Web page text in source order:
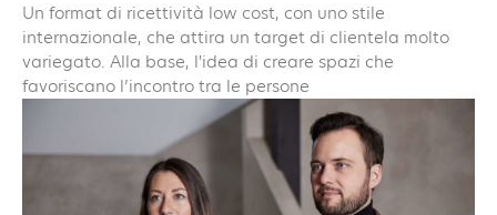
Un format di ricettività low cost, con uno stile
internazionale, che attira un target di clientela molto
variegato. Alla base, l'idea di creare spazi che
favoriscano l’incontro tra le persone